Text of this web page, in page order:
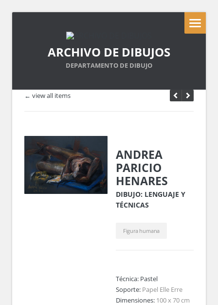
ARCHIVO DE DIBUJOS
DEPARTAMENTO DE DIBUJO
← view all items
ANDREA
PARICIO
HENARES
DIBUJO: LENGUAJE Y
TÉCNICAS
Figura humana
Técnica: Pastel
Soporte: Papel Elle Erre
Dimensiones: 100 x 70 cm